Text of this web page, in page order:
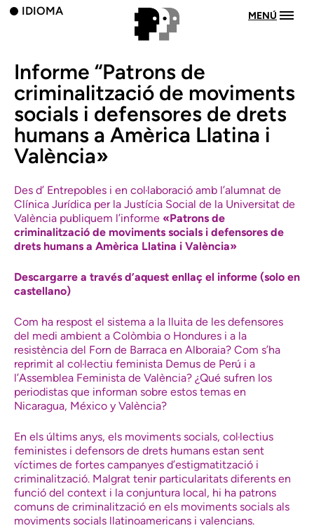
IDIOMA MENÚ
Informe “Patrons de
criminalització de moviments
socials i defensores de drets
humans a Amèrica Llatina i
València»
Des d’ Entrepobles i en col·laboració amb l’alumnat de
Clínica Jurídica per la Justícia Social de la Universitat de
València publiquem l’informe «Patrons de
criminalització de moviments socials i defensores de
drets humans a Amèrica Llatina i València»
Descargarre a través d’aquest enllaç el informe (solo en
castellano)
Com ha respost el sistema a la lluita de les defensores
del medi ambient a Colòmbia o Hondures i a la
resistència del Forn de Barraca en Alboraia? Com s’ha
reprimit al col·lectiu feminista Demus de Perú i a
l’Assemblea Feminista de València? ¿Qué sufren los
periodistas que informan sobre estos temas en
Nicaragua, México y València?
En els últims anys, els moviments socials, col·lectius
feministes i defensors de drets humans estan sent
víctimes de fortes campanyes d’estigmatització i
criminalització. Malgrat tenir particularitats diferents en
funció del context i la conjuntura local, hi ha patrons
comuns de criminalització en els moviments socials als
moviments socials llatinoamericans i valencians.